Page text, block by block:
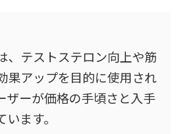
、テストステロン向上や筋
果アップを目的に使用され
ザーが価格の手頃さと入手
ます。